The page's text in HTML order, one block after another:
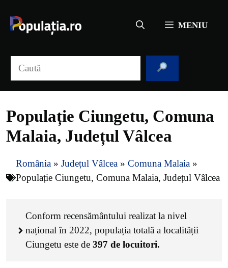
conținut
MENIU
Populație Ciungetu, Comuna
Malaia, Județul Vâlcea
România » Județul Vâlcea » Comuna Malaia »
Populație Ciungetu, Comuna Malaia, Județul Vâlcea
Conform recensământului realizat la nivel
național în 2022, populația totală a localității
Ciungetu este de 397 de locuitori.